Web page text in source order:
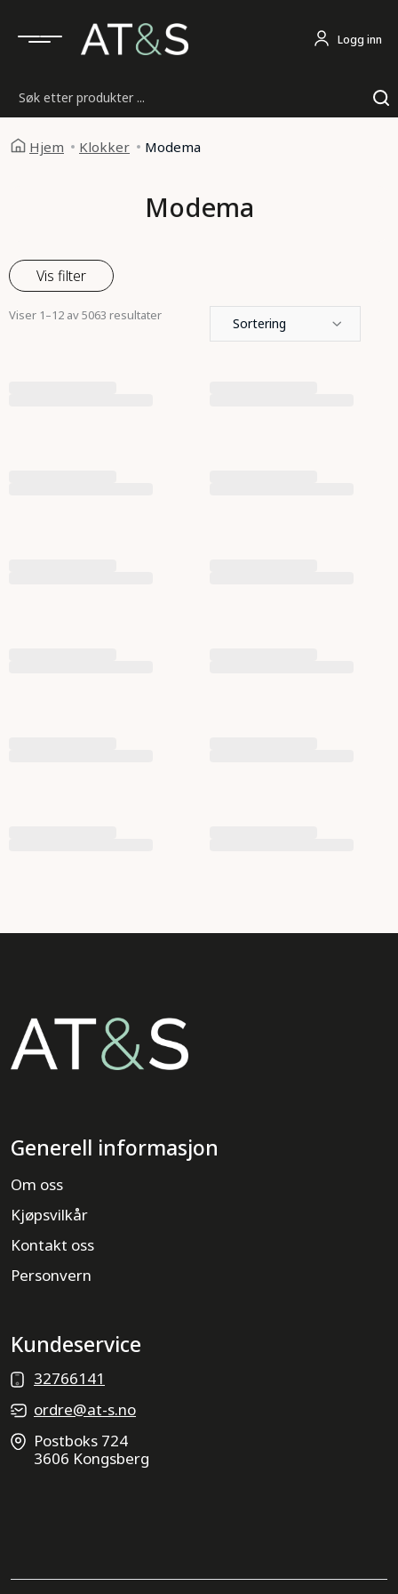
Logg inn
Hjem Klokker Modema
Modema
Vis filter
Viser 1–12 av 5063 resultater Sortering
Generell informasjon
Om oss
Kjøpsvilkår
Kontakt oss
Personvern
Kundeservice
32766141
ordre@at-s.no
Postboks 724
3606 Kongsberg